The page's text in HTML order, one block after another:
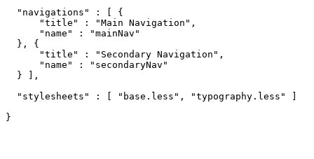
  "navigations" : [ {
      "title" : "Main Navigation",
      "name" : "mainNav"
  }, {
      "title" : "Secondary Navigation",
      "name" : "secondaryNav"
  } ],
  "stylesheets" : [ "base.less", "typography.less" ]